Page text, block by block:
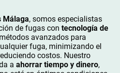
Málaga, somos especialistas
de fugas con tecnología de
avanzados para
fuga, minimizando el
costos. Nuestro
a ahorrar tiempo y dinero,